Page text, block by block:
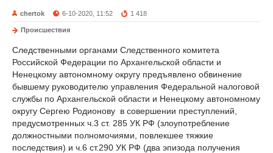
chertok 6-10-2020, 11:52 1 418
Происшествия
Следственными органами Следственного комитета
Российской Федерации по Архангельской области и
Ненецкому автономному округу предъявлено обвинение
бывшему руководителю управления Федеральной налоговой
службы по Архангельской области и Ненецкому автономному
округу Сергею Родионову в совершении преступлений,
предусмотренных ч.3 ст. 285 УК РФ (злоупотребление
должностными полномочиями, повлекшее тяжкие
последствия) и ч.6 ст.290 УК РФ (два эпизода получения